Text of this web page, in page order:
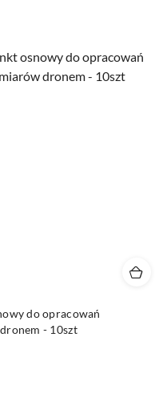
do opracowań
- 10szt